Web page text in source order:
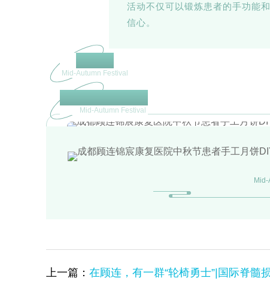
活动不仅可以锻炼患者的手功能
信心。
Mid-Autumn Festival
Mid-Autumn Festival
Mid-
上一篇： 在顾连，有一群“轮椅勇士”|国际脊髓